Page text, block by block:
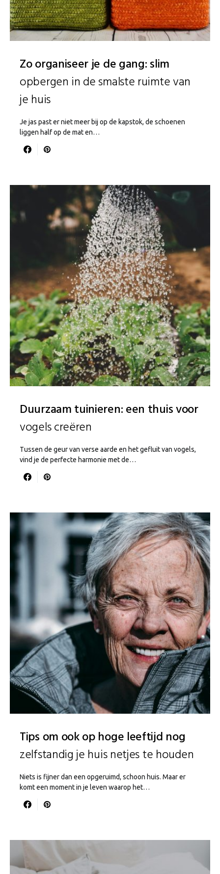
Zo organiseer je de gang: slim
opbergen in de smalste ruimte van
je huis
Je jas past er niet meer bij op de kapstok, de schoenen
liggen half op de mat en…
Duurzaam tuinieren: een thuis voor
vogels creëren
Tussen de geur van verse aarde en het gefluit van vogels,
vind je de perfecte harmonie met de…
Tips om ook op hoge leeftijd nog
zelfstandig je huis netjes te houden
Niets is fijner dan een opgeruimd, schoon huis. Maar er
komt een moment in je leven waarop het…